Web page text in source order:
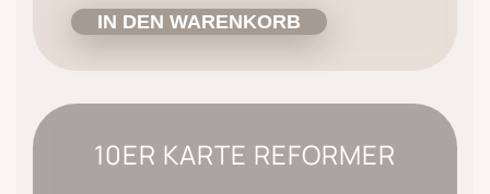
IN DEN WARENKORB
10ER KARTE REFORMER